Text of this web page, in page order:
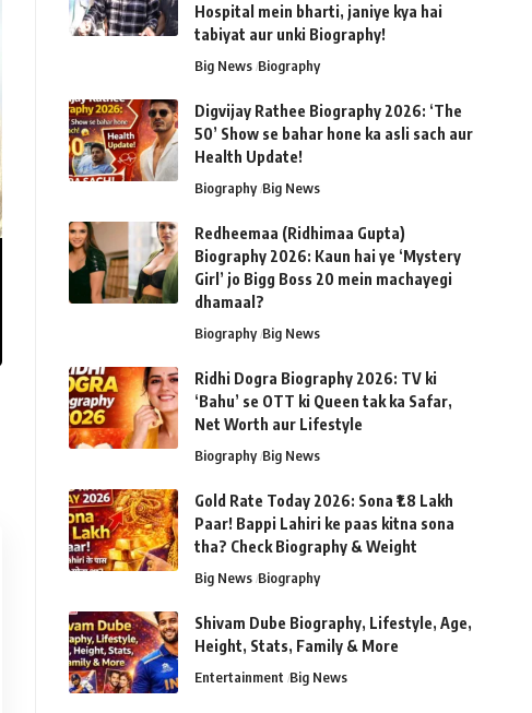
Hospital mein bharti, janiye kya hai
tabiyat aur unki Biography!
Big News Biography
Digvijay Rathee Biography 2026: ‘The
50’ Show se bahar hone ka asli sach aur
Health Update!
Biography Big News
Redheemaa (Ridhimaa Gupta)
Biography 2026: Kaun hai ye ‘Mystery
Girl’ jo Bigg Boss 20 mein machayegi
dhamaal?
Biography Big News
Ridhi Dogra Biography 2026: TV ki
‘Bahu’ se OTT ki Queen tak ka Safar,
Net Worth aur Lifestyle
Biography Big News
Gold Rate Today 2026: Sona ₹1.8 Lakh
Paar! Bappi Lahiri ke paas kitna sona
tha? Check Biography & Weight
Big News Biography
Shivam Dube Biography, Lifestyle, Age,
Height, Stats, Family & More
Entertainment Big News